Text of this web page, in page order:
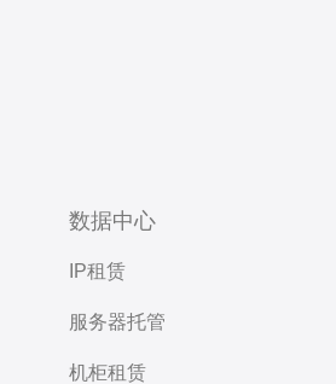
数据中心
IP租赁
服务器托管
机柜租赁